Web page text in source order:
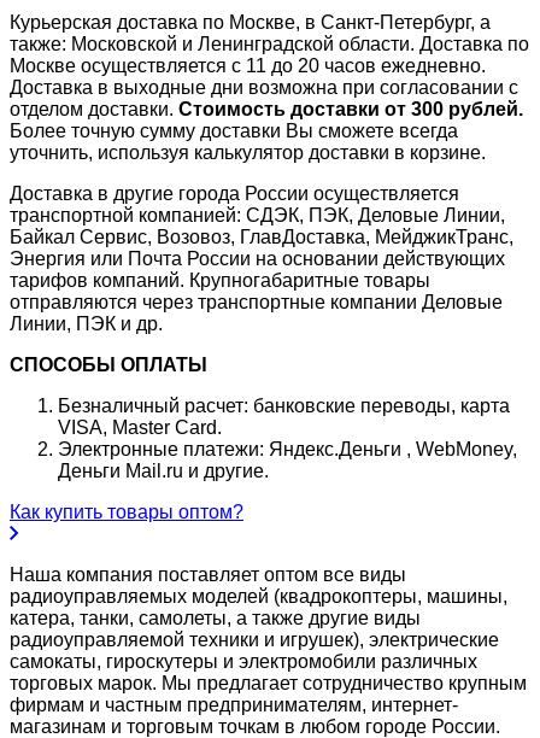
Курьерская доставка по Москве, в Санкт-Петербург, а
также: Московской и Ленинградской области. Доставка по
Москве осуществляется с 11 до 20 часов ежедневно.
Доставка в выходные дни возможна при согласовании с
отделом доставки. Стоимость доставки от 300 рублей.
Более точную сумму доставки Вы сможете всегда
уточнить, используя калькулятор доставки в корзине.
Доставка в другие города России осуществляется
транспортной компанией: СДЭК, ПЭК, Деловые Линии,
Байкал Сервис, Возовоз, ГлавДоставка, МейджикТранс,
Энергия или Почта России на основании действующих
тарифов компаний. Крупногабаритные товары
отправляются через транспортные компании Деловые
Линии, ПЭК и др.
СПОСОБЫ ОПЛАТЫ
Безналичный расчет: банковские переводы, карта
VISA, Master Card.
Электронные платежи: Яндекс.Деньги , WebMoney,
Деньги Mail.ru и другие.
Как купить товары оптом?
Наша компания поставляет оптом все виды
радиоуправляемых моделей (квадрокоптеры, машины,
катера, танки, самолеты, а также другие виды
радиоуправляемой техники и игрушек), электрические
самокаты, гироскутеры и электромобили различных
торговых марок. Мы предлагает сотрудничество крупным
фирмам и частным предпринимателям, интернет-
магазинам и торговым точкам в любом городе России.